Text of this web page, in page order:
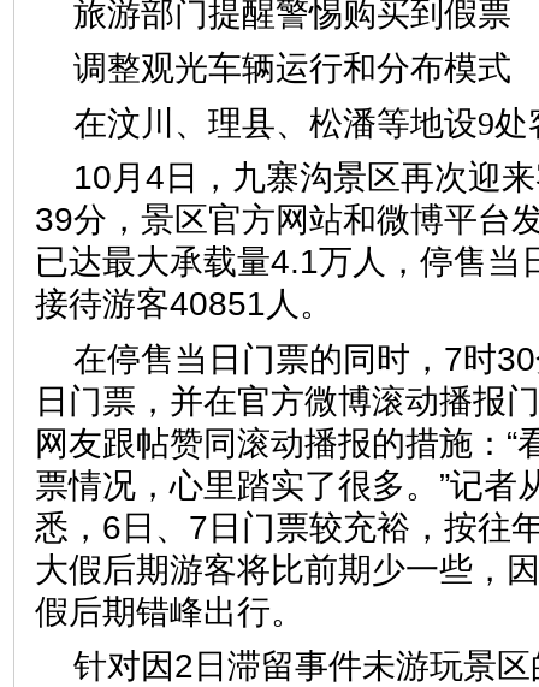
旅游部门提醒警惕购买到假票
调整观光车辆运行和分布
在汶川、理县、松潘等地设9
10月4日，九寨沟景区再次迎
39分，景区官方网站和微博平台
已达最大承载量4.1万人，停售当
接待游客40851人。
在停售当日门票的同时，7时
日门票，并在官方微博滚动播报
网友跟帖赞同滚动播报的措施：“
票情况，心里踏实了很多。”记者
悉，6日、7日门票较充裕，按往
大假后期游客将比前期少一些，
假后期错峰出行。
针对因2日滞留事件未游玩景